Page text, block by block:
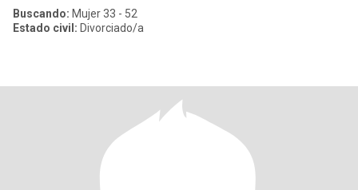
Buscando: Mujer 33 - 52
Estado civil: Divorciado/a